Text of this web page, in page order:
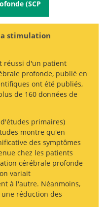
(SCP
stimulation
réussi d'un patient
profonde, publié en
ont été publiés,
de 160 données de
primaires)
montre qu'en
des symptômes
chez les patients
cérébrale profonde
Deep Brain
A Systematic
variait
à l'autre. Néanmoins,
réduction des